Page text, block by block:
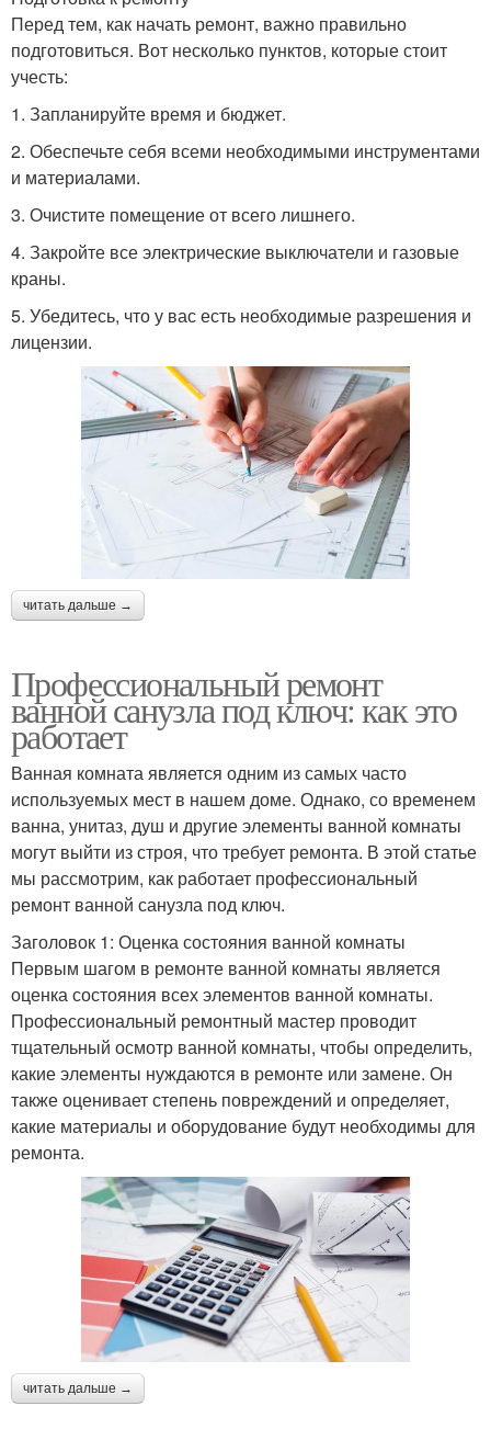
Перед тем, как начать ремонт, важно правильно
подготовиться. Вот несколько пунктов, которые стоит
учесть:
1. Запланируйте время и бюджет.
2. Обеспечьте себя всеми необходимыми инструментами
и материалами.
3. Очистите помещение от всего лишнего.
4. Закройте все электрические выключатели и газовые
краны.
5. Убедитесь, что у вас есть необходимые разрешения и
лицензии.
читать дальше →
Профессиональный ремонт
ванной санузла под ключ: как это
работает
Ванная комната является одним из самых часто
используемых мест в нашем доме. Однако, со временем
ванна, унитаз, душ и другие элементы ванной комнаты
могут выйти из строя, что требует ремонта. В этой статье
мы рассмотрим, как работает профессиональный
ремонт ванной санузла под ключ.
Заголовок 1: Оценка состояния ванной комнаты
Первым шагом в ремонте ванной комнаты является
оценка состояния всех элементов ванной комнаты.
Профессиональный ремонтный мастер проводит
тщательный осмотр ванной комнаты, чтобы определить,
какие элементы нуждаются в ремонте или замене. Он
также оценивает степень повреждений и определяет,
какие материалы и оборудование будут необходимы для
ремонта.
читать дальше →